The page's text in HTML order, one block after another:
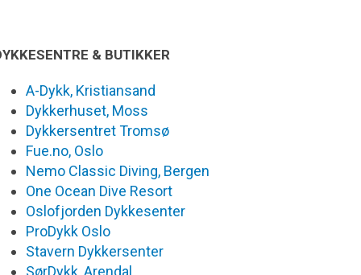
& BUTIKKER
A-Dykk, Kristiansand
Dykkerhuset, Moss
Dykkersentret Tromsø
Fue.no, Oslo
Nemo Classic Diving, Bergen
One Ocean Dive Resort
Oslofjorden Dykkesenter
ProDykk Oslo
Stavern Dykkersenter
SørDykk, Arendal